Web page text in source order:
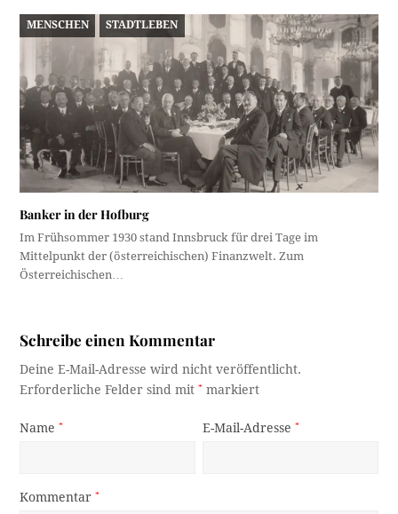
MENSCHEN STADTLEBEN
Banker in der Hofburg
Im Frühsommer 1930 stand Innsbruck für drei Tage im
Mittelpunkt der (österreichischen) Finanzwelt. Zum
Österreichischen…
Schreibe einen Kommentar
Deine E-Mail-Adresse wird nicht veröffentlicht.
Erforderliche Felder sind mit* markiert
Name* E-Mail-Adresse*
Kommentar*